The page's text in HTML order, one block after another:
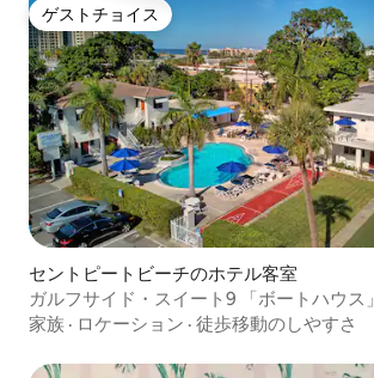
ゲストチョイス
ゲストチョイス
セントピートビーチのホテル客室
ガルフサイド・スイート9 「ボートハウス」
家族 · ロケーション · 徒歩移動のしやすさ